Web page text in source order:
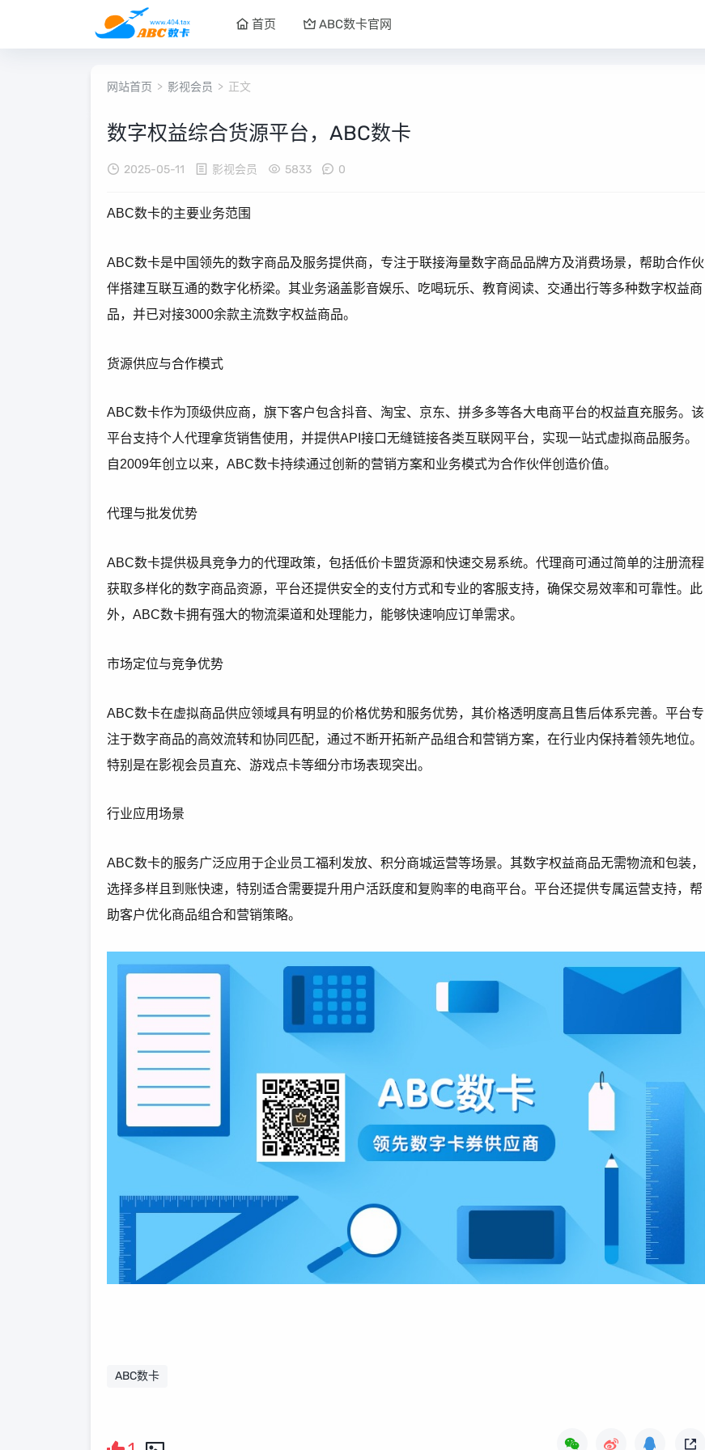
首页 ABC数卡官网
网站首页 > 影视会员 > 正文
数字权益综合货源平台，ABC数卡
2025-05-11 影视会员 5833 0
ABC数卡的主要业务范围
ABC数卡是中国领先的数字商品及服务提供商，专注于联接海量数字商品品牌方及消费场景，帮助合作伙
伴搭建互联互通的数字化桥梁。其业务涵盖影音娱乐、吃喝玩乐、教育阅读、交通出行等多种数字权益商
品，并已对接3000余款主流数字权益商品。
货源供应与合作模式
ABC数卡作为顶级供应商，旗下客户包含抖音、淘宝、京东、拼多多等各大电商平台的权益直充服务。该
平台支持个人代理拿货销售使用，并提供API接口无缝链接各类互联网平台，实现一站式虚拟商品服务。
自2009年创立以来，ABC数卡持续通过创新的营销方案和业务模式为合作伙伴创造价值。
代理与批发优势
ABC数卡提供极具竞争力的代理政策，包括低价卡盟货源和快速交易系统。代理商可通过简单的注册流程
获取多样化的数字商品资源，平台还提供安全的支付方式和专业的客服支持，确保交易效率和可靠性。此
外，ABC数卡拥有强大的物流渠道和处理能力，能够快速响应订单需求。
市场定位与竞争优势
ABC数卡在虚拟商品供应领域具有明显的价格优势和服务优势，其价格透明度高且售后体系完善。平台专
注于数字商品的高效流转和协同匹配，通过不断开拓新产品组合和营销方案，在行业内保持着领先地位。
特别是在影视会员直充、游戏点卡等细分市场表现突出。
行业应用场景
ABC数卡的服务广泛应用于企业员工福利发放、积分商城运营等场景。其数字权益商品无需物流和包装，
选择多样且到账快速，特别适合需要提升用户活跃度和复购率的电商平台。平台还提供专属运营支持，帮
助客户优化商品组合和营销策略。
ABC数卡